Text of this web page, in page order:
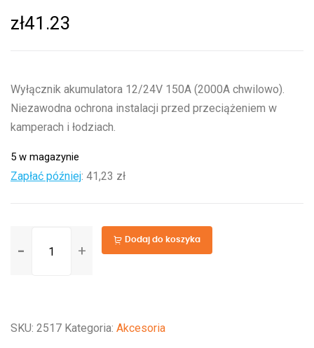
zł41.23
Wyłącznik akumulatora 12/24V 150A (2000A chwilowo).
Niezawodna ochrona instalacji przed przeciążeniem w
kamperach i łodziach.
5 w magazynie
Zapłać później: 41,23 zł
Odłącznik
akumulatora
Dodaj do koszyka
SKU: 2517 Kategoria: Akcesoria